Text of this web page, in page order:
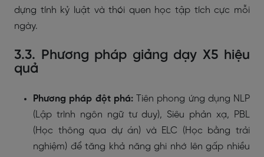
dựng tính kỷ luật và thói quen học tập tích cực mỗi
ngày.
3.3. Phương pháp giảng dạy X5 hiệu
quả
Phương pháp đột phá:Tiên phong ứng dụng NLP
(Lập trình ngôn ngữ tư duy), Siêu phản xạ, PBL
(Học thông qua dự án) và ELC (Học bằng trải
nghiệm) để tăng khả năng ghi nhớ lên gấp nhiều